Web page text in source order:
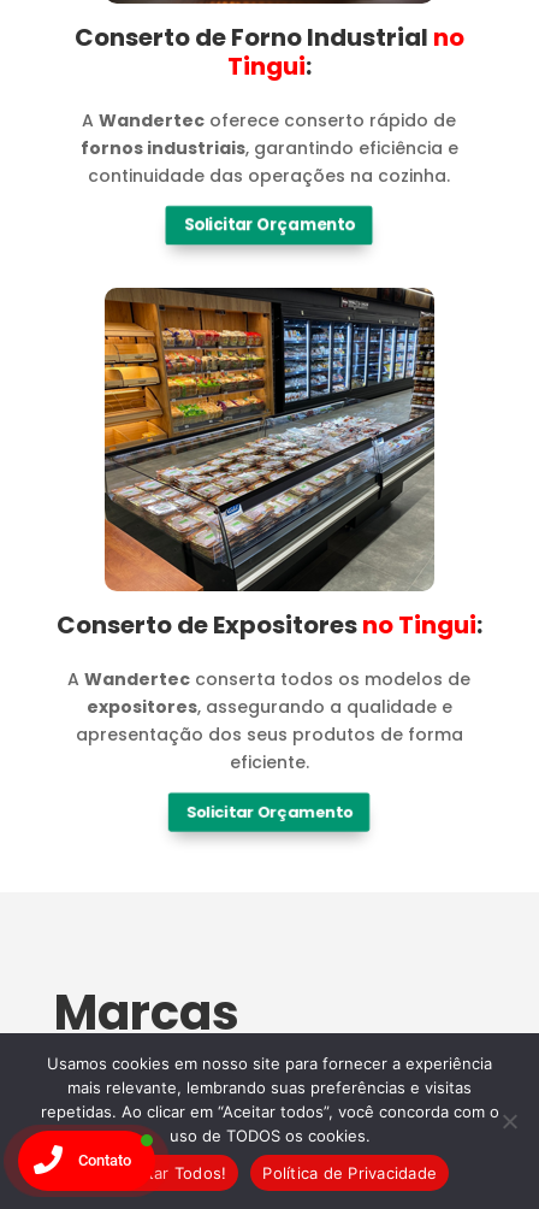
Conserto de Forno Industrial no
Tingui​:
AWandertec oferece conserto rápido de
fornos industriais, garantindo eficiência e
continuidade das operações na cozinha.
Solicitar Orçamento
Conserto de Expositoresno Tingui​:
AWandertec conserta todos os modelos de
expositores, assegurando a qualidade e
apresentação dos seus produtos de forma
eficiente.
Solicitar Orçamento
Marcas
Especialistas em
Manutenção
Wandertec
Usamos cookies em nosso site para fornecer a experiência
mais relevante, lembrando suas preferências e visitas
repetidas. Ao clicar em “Aceitar todos”, você concorda com o
uso de TODOS os cookies.
Aceitar Todos!
Política de Privacidade
Contato